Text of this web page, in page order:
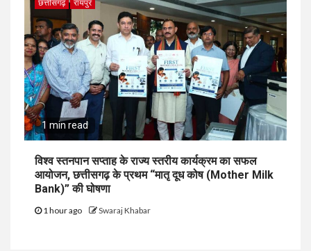
छत्तीसगढ़ रायपुर
1 min read
विश्व स्तनपान सप्ताह के राज्य स्तरीय कार्यक्रम का सफल
आयोजन, छत्तीसगढ़ के प्रथम “मातृ दूध कोष (Mother Milk
Bank)” की घोषणा
1 hour ago Swaraj Khabar